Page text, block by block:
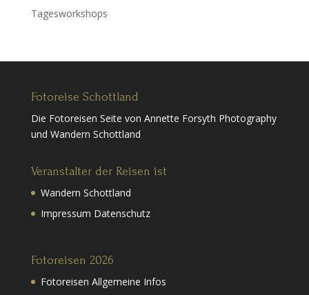
Tagesworkshops
Fotoreise Schottland
Die Fotoreisen Seite von Annette Forsyth Photography
und Wandern Schottland
Veranstalter der Reisen ist
Wandern Schottland
Impressum Datenschutz
Fotoreisen 2026
Fotoreisen Allgemeine Infos